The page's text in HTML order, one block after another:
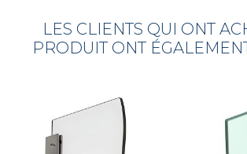
LES CLIENTS QUI ONT
PRODUIT ONT